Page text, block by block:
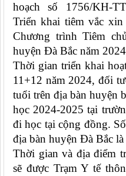
hoạch số 1756/KH-
Triển khai tiêm vắc
Chương trình Tiêm
huyện Đà Bắc năm
Thời gian triển khai
11+12 năm 2024, đối
tuổi trên địa bàn huyện
học 2024-2025 tại
đi học tại cộng đồng.
địa bàn huyện Đà Bắc là
Thời gian và địa điểm
sẽ được Trạm Y tế